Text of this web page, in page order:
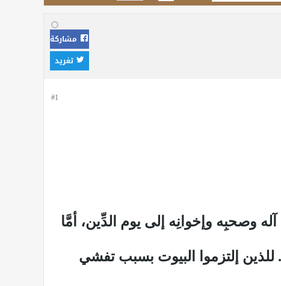
مشاركة
تغريد
#1
وصحبِه وإخوانِه إلى يوم الدِّين، أمَّا
للذين إلتزموا البيوت بسبب تفشي